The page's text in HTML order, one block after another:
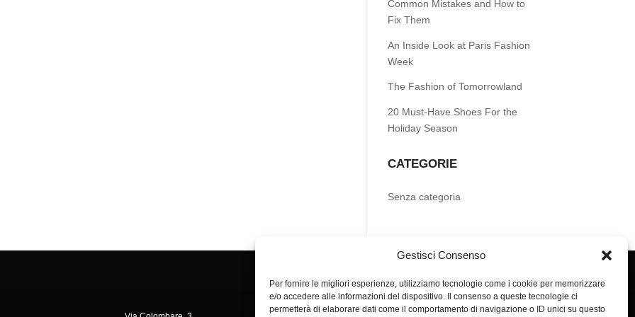
Gestisci Consenso
Per fornire le migliori esperienze, utilizziamo tecnologie come i cookie per memorizzare
e/o accedere alle informazioni del dispositivo. Il consenso a queste tecnologie ci
permetterà di elaborare dati come il comportamento di navigazione o ID unici su questo
Common Mistakes and How to
Fix Them
An Inside Look at Paris Fashion
Week
The Fashion of Tomorrowland
20 Must-Have Shoes For the
Holiday Season
CATEGORIE
Senza categoria